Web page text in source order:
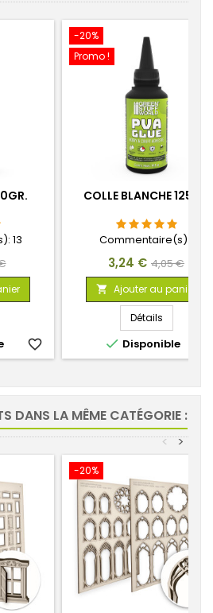
13
favorite_border
-20%
Promo !
COLLE BLANCHE 125GR
Commentaire(s):
Prix
3,24 € Prix
de
base
4,05 €
 Ajouter au panier
Détails
 Disponible
DANS LA MÊME CATÉGORIE :
>
<
-20%